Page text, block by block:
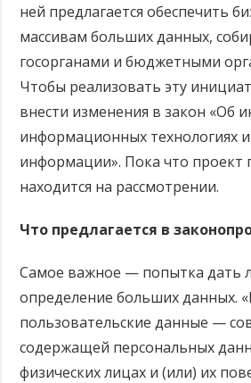
ней предлагается обеспечить
массивам больших данных,
госорганами и бюджетными
Чтобы реализовать эту
внести изменения в закон «Об
информационных технологиях
информации». Пока что проект
находится на рассмотрении.
Что предлагается в
Самое важное — попытка дать
определение больших данных.
пользовательские данные —
содержащей персональных
физических лицах и (или) их